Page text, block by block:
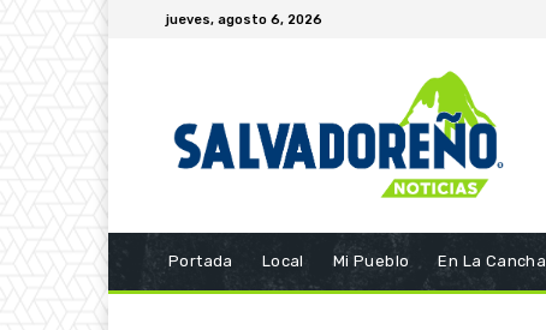
jueves, agosto 6, 2026
Portada Local Mi Pueblo En La Cancha